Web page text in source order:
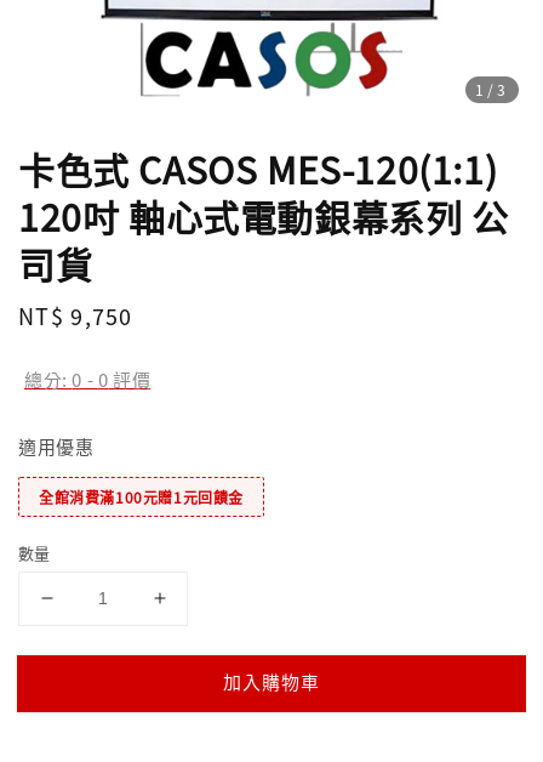
1 /3
卡色式 CASOS MES-120(1:1)
120吋 軸心式電動銀幕系列 公
司貨
Regular
NT$ 9,750
總分:0 -0評價
適用優惠
全館消費滿100元贈1元回饋金
數量
加入購物車